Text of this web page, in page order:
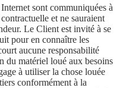
sont communiquées à
et ne sauraient
Le Client est invité à se
pour en connaître les
aucune responsabilité
du matériel loué aux besoins
à utiliser la chose louée
conformément à la